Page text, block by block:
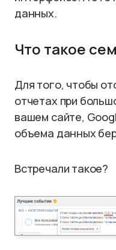
данных.
Что такое
Для того, чтобы
отчетах при
вашем сайте,
объема данных
Встречали такое?